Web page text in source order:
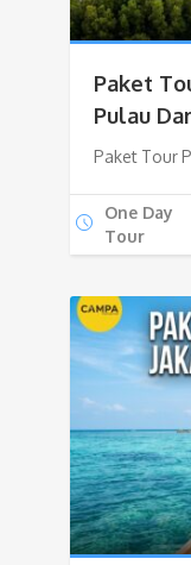
Paket
Pulau
Paket Tour
One Day
Tour